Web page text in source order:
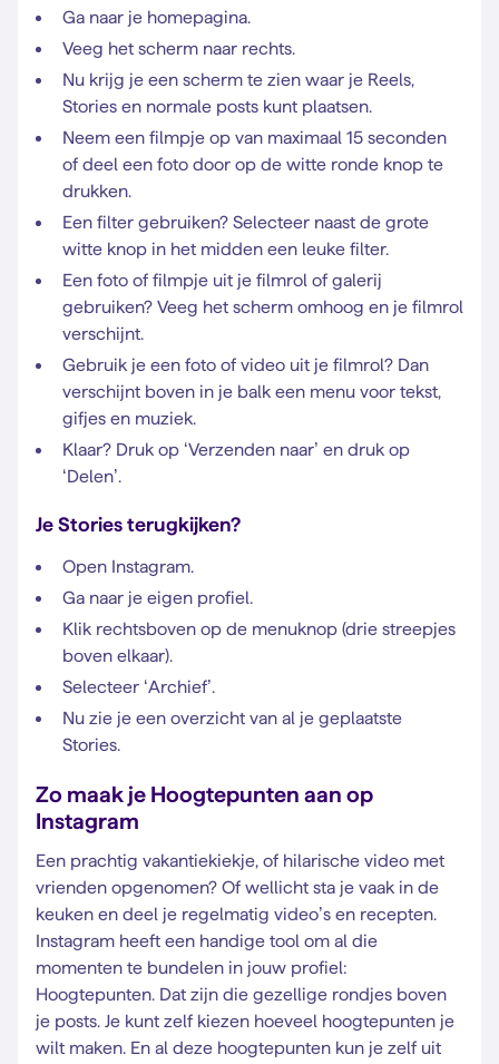
Ga naar je homepagina.
Veeg het scherm naar rechts.
Nu krijg je een scherm te zien waar je Reels,
Stories en normale posts kunt plaatsen.
Neem een filmpje op van maximaal 15 seconden
of deel een foto door op de witte ronde knop te
drukken.
Een filter gebruiken? Selecteer naast de grote
witte knop in het midden een leuke filter.
Een foto of filmpje uit je filmrol of galerij
gebruiken? Veeg het scherm omhoog en je filmrol
verschijnt.
Gebruik je een foto of video uit je filmrol? Dan
verschijnt boven in je balk een menu voor tekst,
gifjes en muziek.
Klaar? Druk op ‘Verzenden naar’ en druk op
‘Delen’.
Je Stories terugkijken?
Open Instagram.
Ga naar je eigen profiel.
Klik rechtsboven op de menuknop (drie streepjes
boven elkaar).
Selecteer ‘Archief’.
Nu zie je een overzicht van al je geplaatste
Stories.
Zo maak je Hoogtepunten aan op
Instagram
Een prachtig vakantiekiekje, of hilarische video met
vrienden opgenomen? Of wellicht sta je vaak in de
keuken en deel je regelmatig video’s en recepten.
Instagram heeft een handige tool om al die
momenten te bundelen in jouw profiel:
Hoogtepunten. Dat zijn die gezellige rondjes boven
je posts. Je kunt zelf kiezen hoeveel hoogtepunten je
wilt maken. En al deze hoogtepunten kun je zelf uit